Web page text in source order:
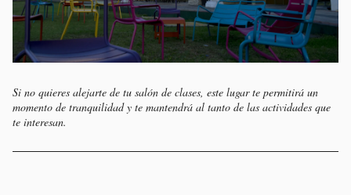
Si no quieres alejarte de tu salón de clases, este lugar te permitirá un
momento de tranquilidad y te mantendrá al tanto de las actividades que
te interesan.